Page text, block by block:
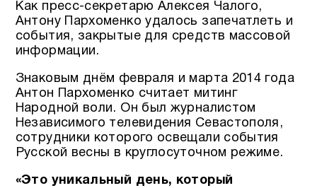
Как пресс-секретарю Алексея Чалого,
Антону Пархоменко удалось запечатлеть и
события, закрытые для средств массовой
информации.
Знаковым днём февраля и марта 2014 года
Антон Пархоменко считает митинг
Народной воли. Он был журналистом
Независимого телевидения Севастополя,
сотрудники которого освещали события
Русской весны в круглосуточном режиме.
«Это уникальный день, который